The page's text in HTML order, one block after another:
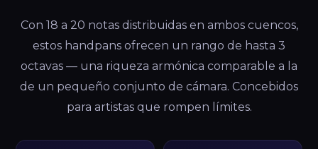
Con 18 a 20 notas distribuidas en ambos cuencos,
estos handpans ofrecen un rango de hasta 3
octavas — una riqueza armónica comparable a la
de un pequeño conjunto de cámara. Concebidos
para artistas que rompen límites.